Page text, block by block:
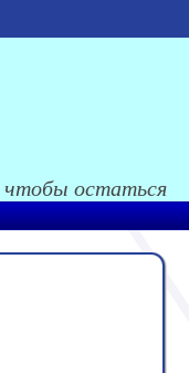
чтобы остаться